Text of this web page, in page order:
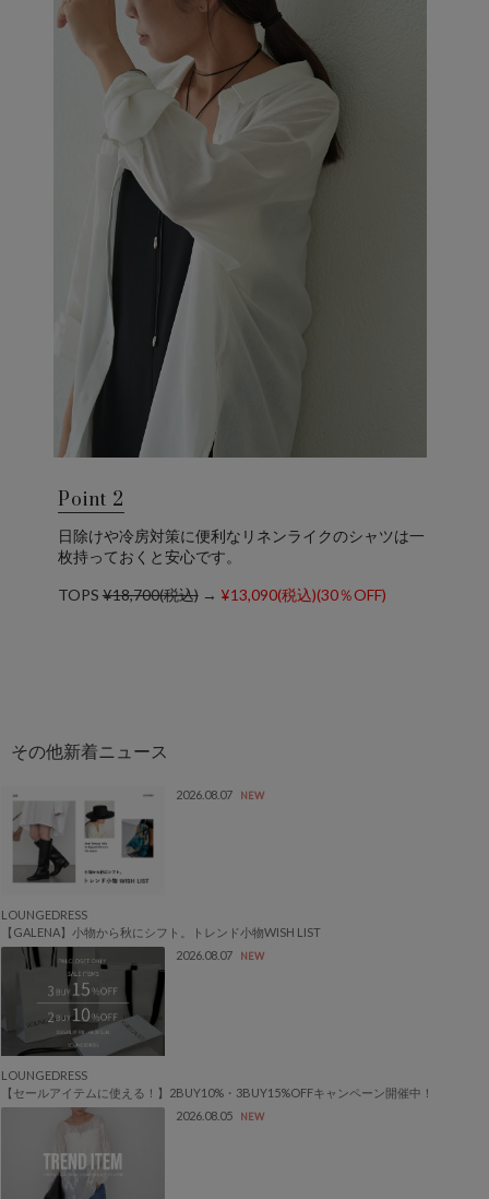
Point 2
日除けや冷房対策に便利なリネンライクのシャツは一
枚持っておくと安心です。
TOPS ¥18,700(税込)→ ¥13,090(税込)(30％OFF)
2026.08.07 NEW
LOUNGEDRESS
【GALENA】小物から秋にシフト。トレンド小物WISH LIST
2026.08.07
NEW
LOUNGEDRESS
【セールアイテムに使える！】2BUY10%・3BUY15%OFFキャンペーン開催中！
2026.08.05
NEW